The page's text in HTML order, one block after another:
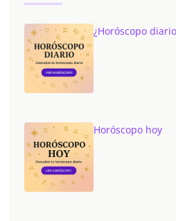
¿Horóscopo
Horóscopo hoy